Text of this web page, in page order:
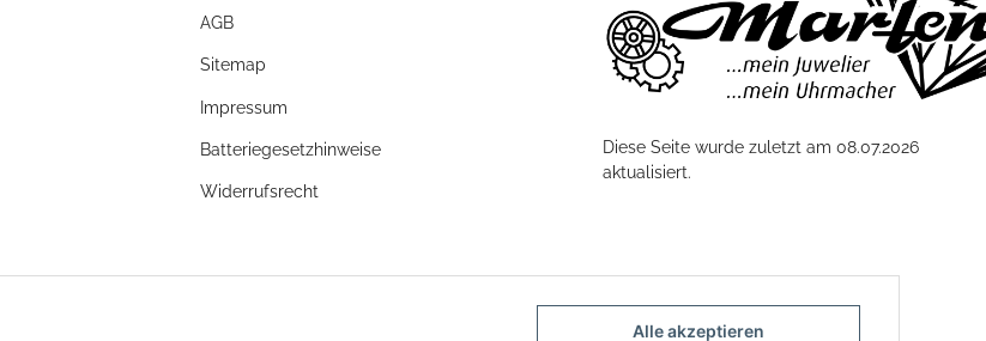
Alle akzeptieren
AGB
Sitemap
Impressum
Batteriegesetzhinweise
Widerrufsrecht
Diese Seite wurde zuletzt am 08.07.2026
aktualisiert.